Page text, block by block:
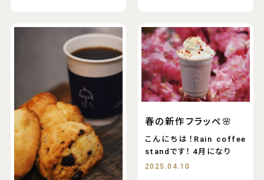
春の新作フラッペ🌸
こんにちは！Rain coffee
standです！ 4月になり
2025.04.10